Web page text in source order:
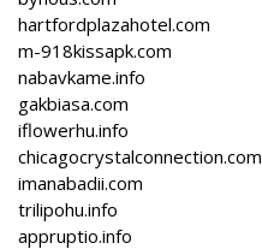
hartfordplazahotel.com
m-918kissapk.com
nabavkame.info
gakbiasa.com
iflowerhu.info
chicagocrystalconnection.com
imanabadii.com
trilipohu.info
appruptio.info